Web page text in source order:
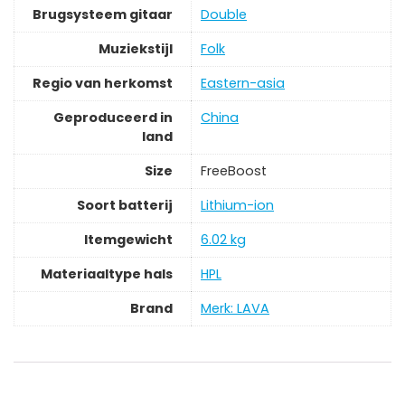
Brugsysteem gitaar
‎Double
Muziekstijl
‎Folk
Regio van herkomst
‎Eastern-asia
Geproduceerd in
land
‎China
Size
‎FreeBoost
Soort batterij
‎Lithium-ion
Itemgewicht
‎6.02 kg
Materiaaltype hals
‎HPL
Brand
Merk: LAVA